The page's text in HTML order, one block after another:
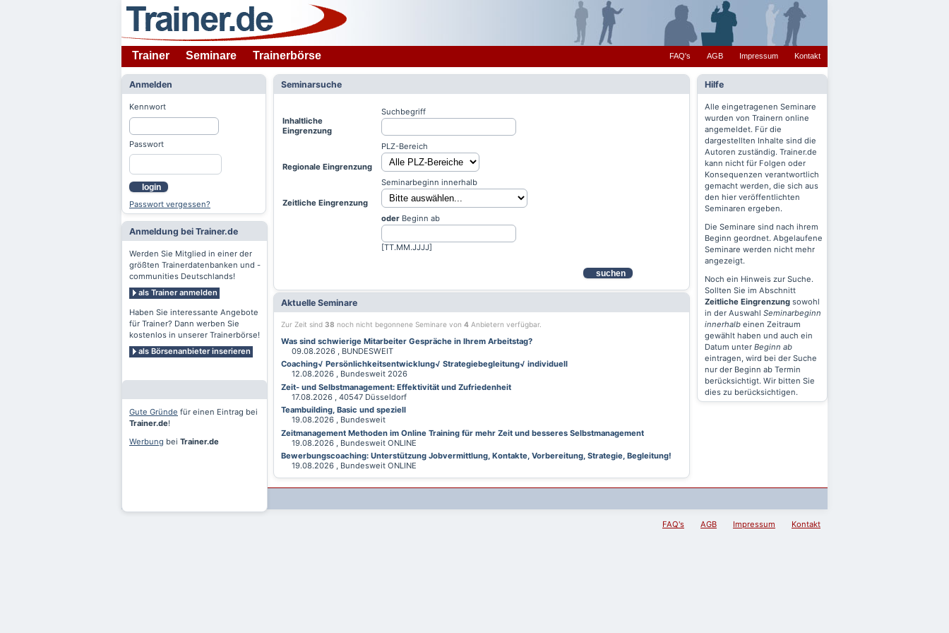
Trainer Seminare Trainerbörse FAQ's AGB Impressum Kontakt
Anmelden
Kennwort
Passwort
login
Passwort vergessen?
Anmeldung bei Trainer.de
Werden Sie Mitglied in einer der
größten Trainerdatenbanken und -
communities Deutschlands!
als Trainer anmelden
Haben Sie interessante Angebote
für Trainer? Dann werben Sie
kostenlos in unserer Trainerbörse!
als Börsenanbieter inserieren
Gute Gründe für einen Eintrag bei
Trainer.de!
Werbung bei Trainer.de
Hilfe
Alle eingetragenen Seminare
wurden von Trainern online
angemeldet. Für die
dargestellten Inhalte sind die
Autoren zuständig. Trainer.de
kann nicht für Folgen oder
Konsequenzen verantwortlich
gemacht werden, die sich aus
den hier veröffentlichten
Seminaren ergeben.
Die Seminare sind nach ihrem
Beginn geordnet. Abgelaufene
Seminare werden nicht mehr
angezeigt.
Noch ein Hinweis zur Suche.
Sollten Sie im Abschnitt
Zeitliche Eingrenzung sowohl
in der Auswahl Seminarbeginn
innerhalb einen Zeitraum
gewählt haben und auch ein
Datum unter Beginn ab
eintragen, wird bei der Suche
nur der Beginn ab Termin
berücksichtigt. Wir bitten Sie
dies zu berücksichtigen.
Seminarsuche
Inhaltliche
Eingrenzung
Suchbegriff
Regionale Eingrenzung
PLZ-Bereich
Zeitliche Eingrenzung
Seminarbeginn innerhalb
oder Beginn ab
[TT.MM.JJJJ]
suchen
Aktuelle Seminare
Zur Zeit sind 38 noch nicht begonnene Seminare von 4 Anbietern verfügbar.
Was sind schwierige Mitarbeiter Gespräche in Ihrem Arbeitstag?
09.08.2026 , BUNDESWEIT
Coaching√ Persönlichkeitsentwicklung√ Strategiebegleitung√ individuell
12.08.2026 , Bundesweit 2026
Zeit- und Selbstmanagement: Effektivität und Zufriedenheit
17.08.2026 , 40547 Düsseldorf
Teambuilding, Basic und speziell
19.08.2026 , Bundesweit
Zeitmanagement Methoden im Online Training für mehr Zeit und besseres Selbstmanagement
19.08.2026 , Bundesweit ONLINE
Bewerbungscoaching: Unterstützung Jobvermittlung, Kontakte, Vorbereitung, Strategie, Begleitung!
19.08.2026 , Bundesweit ONLINE
FAQ's AGB Impressum Kontakt